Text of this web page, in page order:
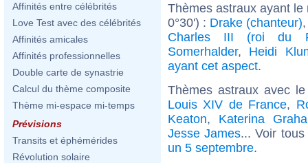
Affinités entre célébrités
Love Test avec des célébrités
Affinités amicales
Affinités professionnelles
Double carte de synastrie
Calcul du thème composite
Thème mi-espace mi-temps
Prévisions
Transits et éphémérides
Révolution solaire
Thèmes astraux ayant
0°30') : Drake (chanteur)
Charles III (roi du
Somerhalder, Heidi
ayant cet aspect.
Thèmes astraux avec
Louis XIV de France,
Keaton, Katerina
Jesse James... Voir
un 5 septembre.